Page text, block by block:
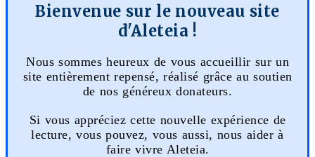
Bienvenue sur le nouveau site
d'Aleteia !
Nous sommes heureux de vous accueillir sur un
site entièrement repensé, réalisé grâce au soutien
de nos généreux donateurs.
Si vous appréciez cette nouvelle expérience de
lecture, vous pouvez, vous aussi, nous aider à
faire vivre Aleteia.